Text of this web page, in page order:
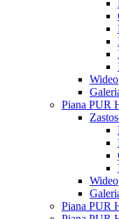
Wideo
Piana PUR
Wideo
Piana PUR